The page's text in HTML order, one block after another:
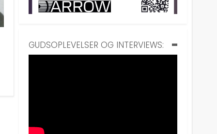
GUDSOPLEVELSER OG INTERVIEWS: